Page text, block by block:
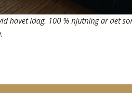
havet idag. 100 % njutning är det